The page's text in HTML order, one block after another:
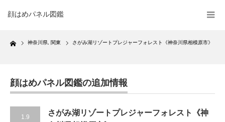
顔はめパネル図鑑
Home 神奈川県 関東 さがみ湖リゾートプレジャーフォレスト《神奈川県相模原市》
顔はめパネル図鑑の追加情報
1.9
さがみ湖リゾートプレジャーフォレスト《神